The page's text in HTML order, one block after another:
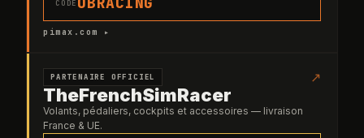
CODE
pimax.com ▸
PARTENAIRE OFFICIEL ↗
TheFrenchSimRacer
Volants, pédaliers, cockpits et accessoires — livraison
France & UE.